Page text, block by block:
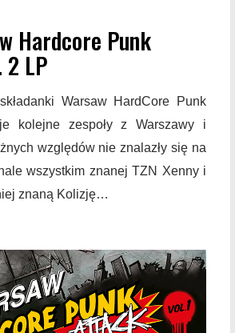
Hardcore Punk
LP
Warsaw HardCore Punk
kolejne zespoły z Warszawy i
względów nie znalazły się na
wszystkim znanej TZN Xenny i
znaną Kolizję…